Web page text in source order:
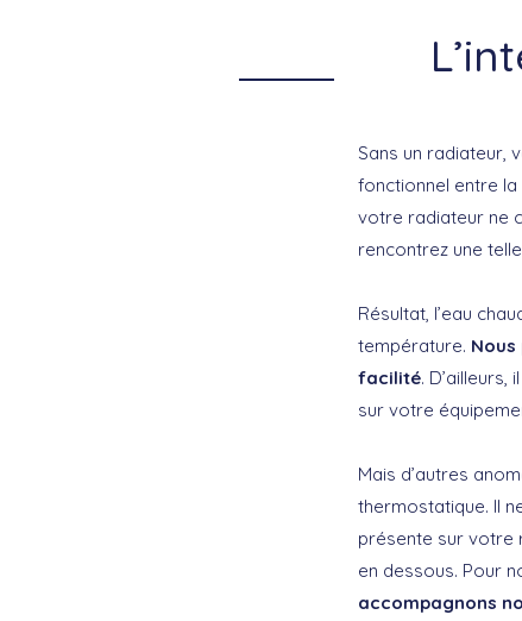
Sans un radiateur,
fonctionnel entre
votre radiateur ne
rencontrez une
Résultat, l’eau
température.
facilité.
sur votre
Mais d’autres
thermostatique. Il
présente sur votre
en dessous. Pour
accompagnons